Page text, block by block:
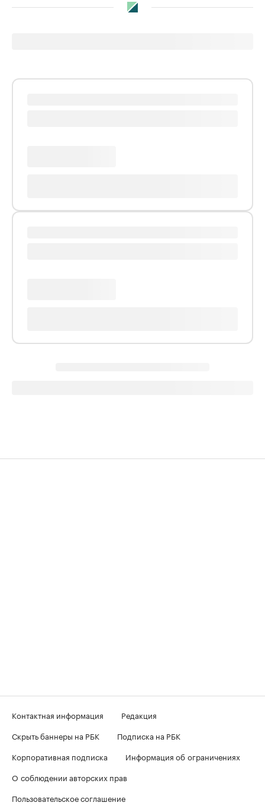
Контактная информация
Редакция
Скрыть баннеры на РБК
Подписка на РБК
Корпоративная подписка
Информация об ограничениях
О соблюдении авторских прав
Пользовательское соглашение